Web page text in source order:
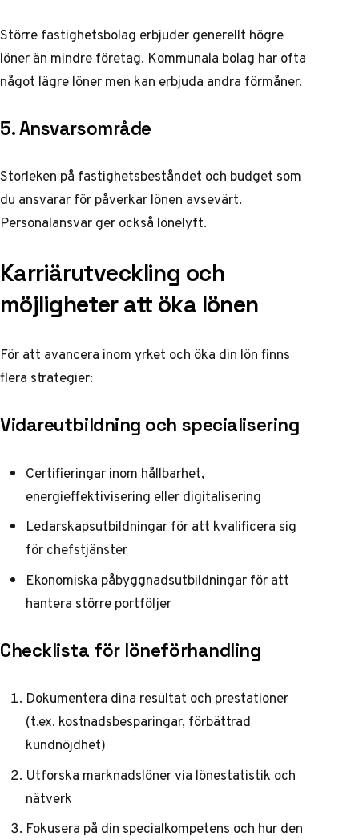
Större fastighetsbolag erbjuder generellt högre
löner än mindre företag. Kommunala bolag har ofta
något lägre löner men kan erbjuda andra förmåner.
5. Ansvarsområde
Storleken på fastighetsbeståndet och budget som
du ansvarar för påverkar lönen avsevärt.
Personalansvar ger också lönelyft.
Karriärutveckling och
möjligheter att öka lönen
För att avancera inom yrket och öka din lön finns
flera strategier:
Vidareutbildning och specialisering
Certifieringar inom hållbarhet,
energieffektivisering eller digitalisering
Ledarskapsutbildningar för att kvalificera sig
för chefstjänster
Ekonomiska påbyggnadsutbildningar för att
hantera större portföljer
Checklista för löneförhandling
Dokumentera dina resultat och prestationer
(t.ex. kostnadsbesparingar, förbättrad
kundnöjdhet)
Utforska marknadslöner via lönestatistik och
nätverk
Fokusera på din specialkompetens och hur den